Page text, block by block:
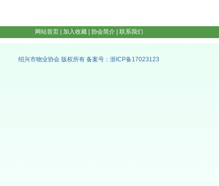
网站首页 加入收藏 协会简介 联系我们
绍兴市物业协会 版权所有 备案号：浙ICP备17023123